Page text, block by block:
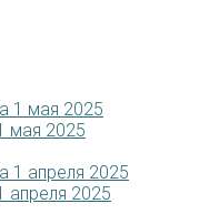
мая 2025
апреля 2025